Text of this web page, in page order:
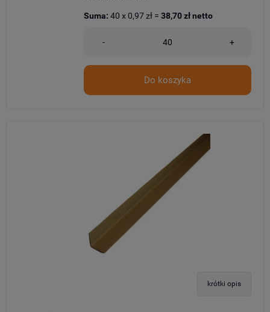
- +
Do koszyka
Suma: 40 x0,97 zł = 38,70 złnetto
krótki opis